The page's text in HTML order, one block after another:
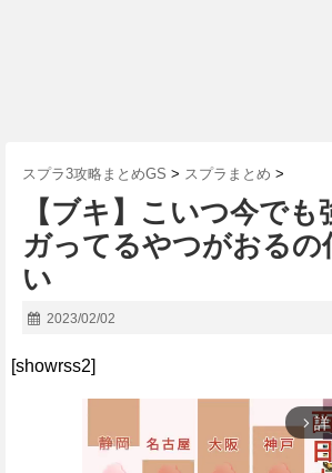
スプラ3攻略まとめGS > スプラまとめ >
【ブキ】こいつ今で
ガってるやつがおるの
い
2023/02/02
[showrss2]
arrow_forward_ios